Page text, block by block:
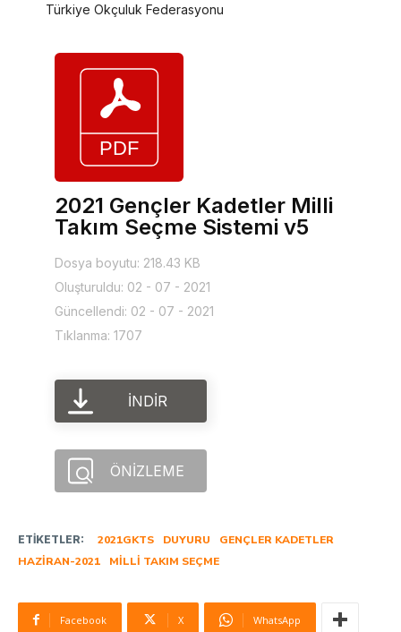
Türkiye Okçuluk Federasyonu
2021 Gençler Kadetler Milli
Takım Seçme Sistemi v5
Dosya boyutu: 218.43 KB
Oluşturuldu: 02 - 07 - 2021
Güncellendi: 02 - 07 - 2021
Tıklanma: 1707
İNDIR
ÖNIZLEME
ETIKETLER: 2021GKTS DUYURU
GENÇLER KADETLER
HAZIRAN-2021
MILLI TAKIM SEÇME
Facebook X WhatsApp